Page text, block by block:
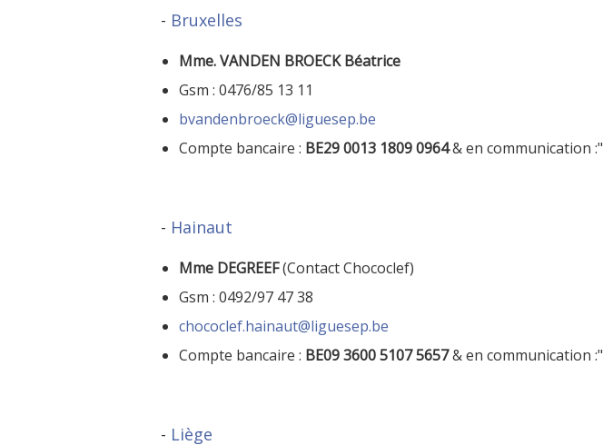
- Bruxelles
Mme. VANDEN BROECK Béatrice
Gsm : 0476/85 13 11
bvandenbroeck@liguesep.be
Compte bancaire : BE29 0013 1809 0964& en communication :"
- Hainaut
Mme DEGREEF(Contact Chococlef)
Gsm : 0492/97 47 38
chococlef.hainaut@liguesep.be
Compte bancaire : BE09 3600 5107 5657& en communication :"
- Liège